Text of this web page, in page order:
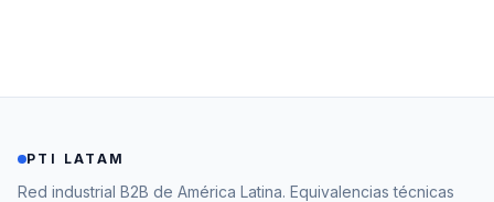
PTI LATAM
Red industrial B2B de América Latina. Equivalencias técnicas